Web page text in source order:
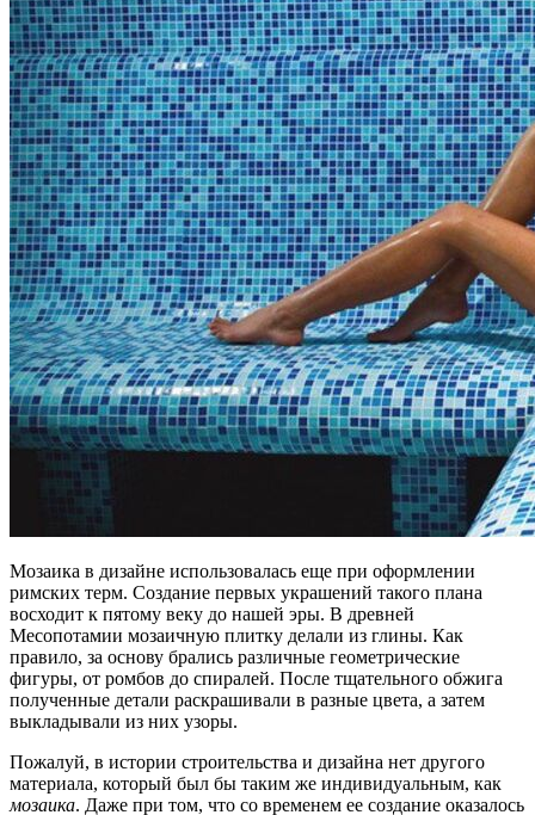
Мозаика в дизайне использовалась еще при оформлении
римских терм. Создание первых украшений такого плана
восходит к пятому веку до нашей эры. В древней
Месопотамии мозаичную плитку делали из глины. Как
правило, за основу брались различные геометрические
фигуры, от ромбов до спиралей. После тщательного обжига
полученные детали раскрашивали в разные цвета, а затем
выкладывали из них узоры.
Пожалуй, в истории строительства и дизайна нет другого
материала, который был бы таким же индивидуальным, как
мозаика. Даже при том, что со временем ее создание оказалось